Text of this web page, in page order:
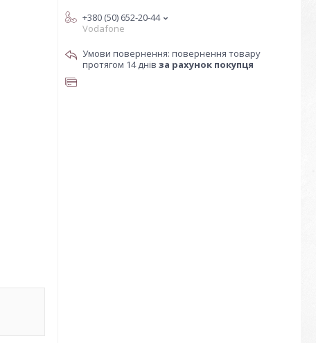
+380 (50) 652-20-44
Vodafone
повернення товару
протягом 14 днів за рахунок покупця